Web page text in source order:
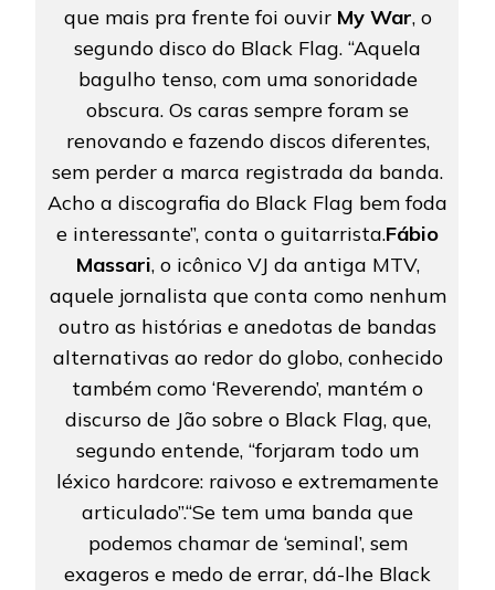
que mais pra frente foi ouvir My War, o
segundo disco do Black Flag. “Aquela
bagulho tenso, com uma sonoridade
obscura. Os caras sempre foram se
renovando e fazendo discos diferentes,
sem perder a marca registrada da banda.
Acho a discografia do Black Flag bem foda
e interessante”, conta o guitarrista.Fábio
Massari, o icônico VJ da antiga MTV,
aquele jornalista que conta como nenhum
outro as histórias e anedotas de bandas
alternativas ao redor do globo, conhecido
também como ‘Reverendo’, mantém o
discurso de Jão sobre o Black Flag, que,
segundo entende, “forjaram todo um
léxico hardcore: raivoso e extremamente
articulado”.“Se tem uma banda que
podemos chamar de ‘seminal’, sem
exageros e medo de errar, dá-lhe Black